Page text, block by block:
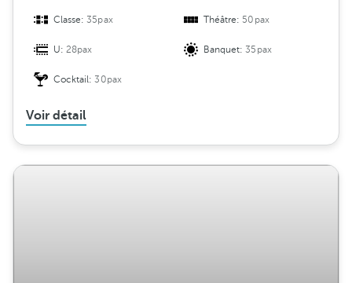
Classe:35pax Théâtre: 50pax
U:28pax Banquet:35pax
Cocktail:30pax
Voir détail